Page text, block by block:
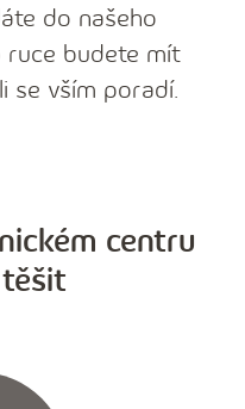
do našeho
ruce budete mít
se vším poradí.
centru